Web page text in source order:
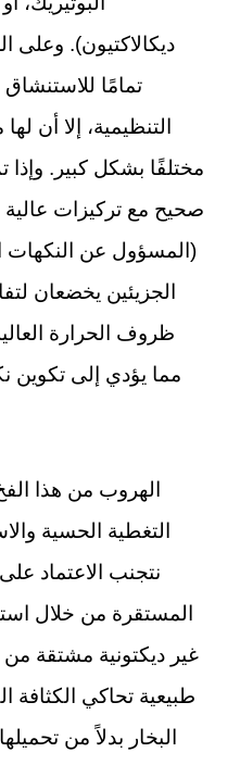
ديكالاكتيون). وعلى
تمامًا
التنظيمية، إلا أن
مختلفًا بشكل كبير.
(المسؤول عن
الجزيئين يخضعان
ظروف الحرارة
مما يؤدي إلى تكوين
الهروب من هذا
التغطية الحسية
نتجنب الاعتماد على
المستقرة من خلال
غير ديكتونية مشتقة من
طبيعية تحاكي
البخار بدلاً من